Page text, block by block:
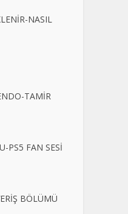
NASIL
TAMİR
PS5 FAN SESİ
BÖLÜMÜ